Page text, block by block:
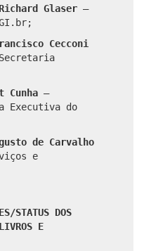
Glaser –
Cecconi
Cunha –
Executiva do
de Carvalho
e
STATUS DOS
E